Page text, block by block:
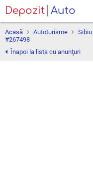
Depozit Auto
Acasă Autoturisme Sibiu
#267498
Înapoi la lista cu anunţuri